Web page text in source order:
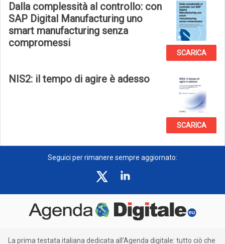
Dalla complessità al controllo: con
SAP Digital Manufacturing uno
smart manufacturing senza
compromessi
SCARICA
NIS2: il tempo di agire è adesso
SCARICA
Seguici per rimanere sempre aggiornato:
La prima testata italiana dedicata all’Agenda digitale: tutto ciò che